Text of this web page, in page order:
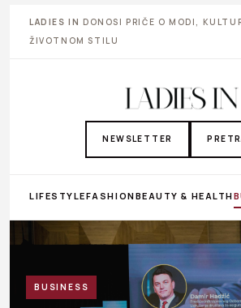
LADIES IN DONOSI PRIČE O MODI,
ŽIVOTNOM STILU
NEWSLETTER
LIFESTYLEFASHIONBEAUTY & HEALTH
BUSINESS